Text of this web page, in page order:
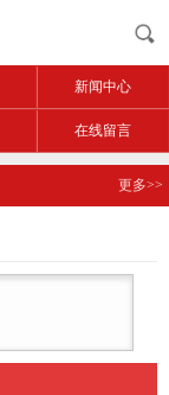
新闻中心
在线留言
更多>>